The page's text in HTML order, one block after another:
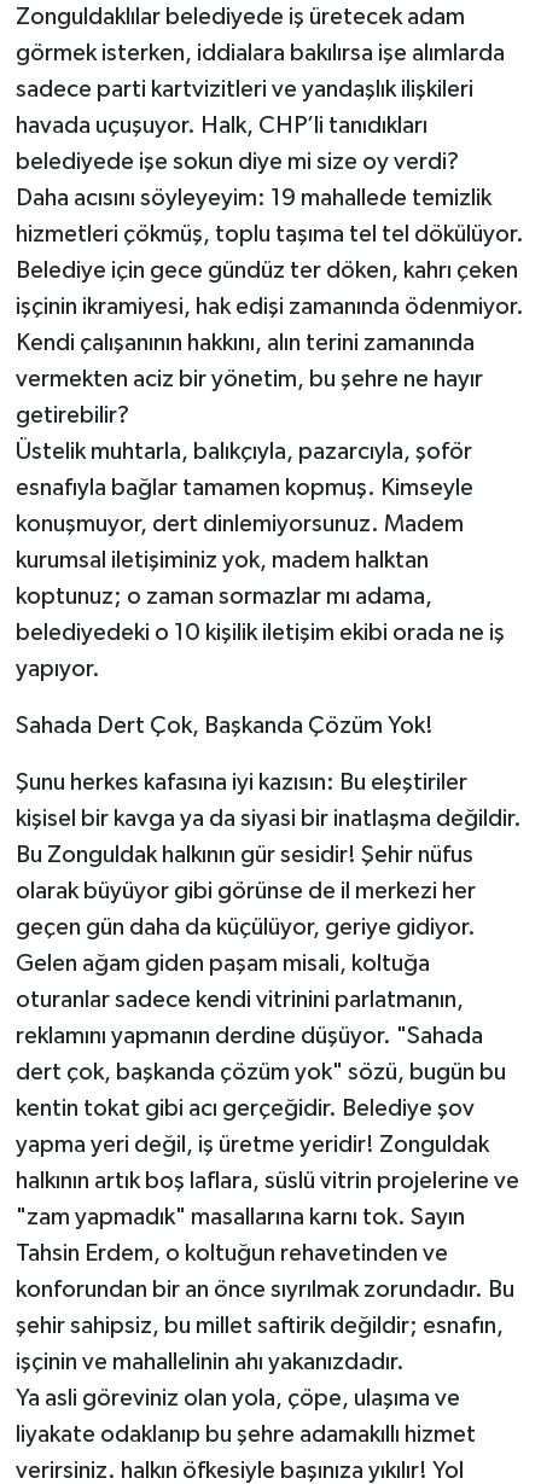
Zonguldaklılar belediyede iş üretecek adam
görmek isterken, iddialara bakılırsa işe alımlarda
sadece parti kartvizitleri ve yandaşlık ilişkileri
havada uçuşuyor. Halk, CHP’li tanıdıkları
belediyede işe sokun diye mi size oy verdi?
​Daha acısını söyleyeyim: 19 mahallede temizlik
hizmetleri çökmüş, toplu taşıma tel tel dökülüyor.
Belediye için gece gündüz ter döken, kahrı çeken
işçinin ikramiyesi, hak edişi zamanında ödenmiyor.
Kendi çalışanının hakkını, alın terini zamanında
vermekten aciz bir yönetim, bu şehre ne hayır
getirebilir?
​Üstelik muhtarla, balıkçıyla, pazarcıyla, şoför
esnafıyla bağlar tamamen kopmuş. Kimseyle
konuşmuyor, dert dinlemiyorsunuz. Madem
kurumsal iletişiminiz yok, madem halktan
koptunuz; o zaman sormazlar mı adama,
belediyedeki o 10 kişilik iletişim ekibi orada ne iş
yapıyor.
​Sahada Dert Çok, Başkanda Çözüm Yok!
​Şunu herkes kafasına iyi kazısın: Bu eleştiriler
kişisel bir kavga ya da siyasi bir inatlaşma değildir.
Bu Zonguldak halkının gür sesidir! Şehir nüfus
olarak büyüyor gibi görünse de il merkezi her
geçen gün daha da küçülüyor, geriye gidiyor.
Gelen ağam giden paşam misali, koltuğa
oturanlar sadece kendi vitrinini parlatmanın,
reklamını yapmanın derdine düşüyor. "Sahada
dert çok, başkanda çözüm yok" sözü, bugün bu
kentin tokat gibi acı gerçeğidir. Belediye şov
yapma yeri değil, iş üretme yeridir! Zonguldak
halkının artık boş laflara, süslü vitrin projelerine ve
"zam yapmadık" masallarına karnı tok. Sayın
Tahsin Erdem, o koltuğun rehavetinden ve
konforundan bir an önce sıyrılmak zorundadır. Bu
şehir sahipsiz, bu millet saftirik değildir; esnafın,
işçinin ve mahallelinin ahı yakanızdadır.
​Ya asli göreviniz olan yola, çöpe, ulaşıma ve
liyakate odaklanıp bu şehre adamakıllı hizmet
verirsiniz. halkın öfkesiyle başınıza yıkılır! Yol